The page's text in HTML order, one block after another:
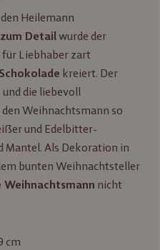
Heilemann
Detailwurde der
Liebhaber zart
kreiert. Der
die liebevoll
Weihnachtsmann so
und Edelbitter-
Mantel. Als Dekoration in
bunten Weihnachtsteller
nicht
cm